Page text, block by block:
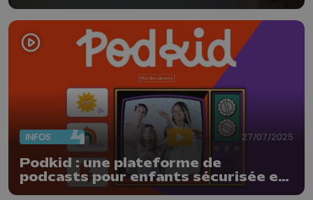
INFOS 27/07/2025
Podkid : une plateforme de
podcasts pour enfants sécurisée et
gratuite